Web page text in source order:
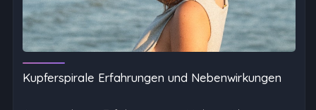
Kupferspirale Erfahrungen und Nebenwirkungen